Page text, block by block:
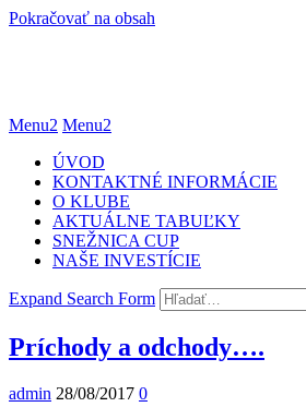
Pokračovať na obsah
Menu2 Menu2
ÚVOD
KONTAKTNÉ INFORMÁCIE
O KLUBE
AKTUÁLNE TABUĽKY
SNEŽNICA CUP
NAŠE INVESTÍCIE
Expand Search Form
Príchody a odchody….
admin 28/08/2017 0